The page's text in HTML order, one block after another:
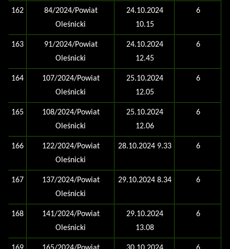
162
84/2024/Powiat
Oleśnicki
24.10.2024
10.15
6
163
91/2024/Powiat
Oleśnicki
24.10.2024
12.45
6
164
107/2024/Powiat
Oleśnicki
25.10.2024
12.05
6
165
108/2024/Powiat
Oleśnicki
25.10.2024
12.06
6
166
122/2024/Powiat
Oleśnicki
28.10.2024 9.33 6
167
137/2024/Powiat
Oleśnicki
29.10.2024 8.34 6
168
141/2024/Powiat
Oleśnicki
29.10.2024
13.08
6